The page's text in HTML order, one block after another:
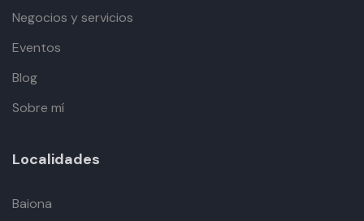
Negocios y servicios
Eventos
Blog
Sobre mí
Localidades
Baiona